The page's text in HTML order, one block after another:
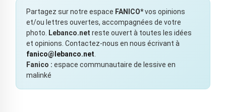
Partagez sur notre espace FANICO*vos opinions
et/ou lettres ouvertes, accompagnées de votre
photo.
Lebanco.net reste ouvert à toutes les idées
et opinions. Contactez-nous en nous écrivant à
fanico@lebanco.net
Fanico : espace communautaire de lessive en
malinké